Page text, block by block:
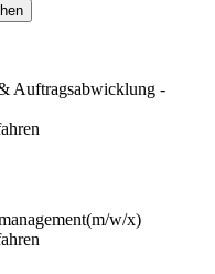
Auftragsabwicklung -
(m/w/x)